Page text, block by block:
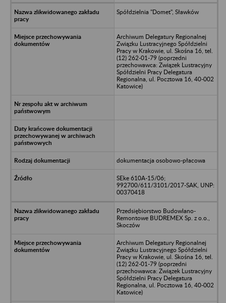
Spółdzielnia "Domet", Sławków
Archiwum Delegatury Regionalnej
Związku Lustracyjnego Spółdzielni
Pracy w Krakowie, ul. Skośna 16, tel.
(12) 262-01-79 (poprzedni
przechowawca: Związek Lustracyjny
Spółdzielni Pracy Delegatura
Regionalna, ul. Pocztowa 16, 40-002
Katowice)
dokumentacja osobowo-płacowa
SEke 610A-15/06;
992700/611/3101/2017-SAK, UNP:
00370418
Przedsiębiorstwo Budowlano-
Remontowe BUDREMEX Sp. z o.o.,
Skoczów
Archiwum Delegatury Regionalnej
Związku Lustracyjnego Spółdzielni
Pracy w Krakowie, ul. Skośna 16, tel.
(12) 262-01-79 (poprzedni
przechowawca: Związek Lustracyjny
Spółdzielni Pracy Delegatura
Regionalna, ul. Pocztowa 16, 40-002
Katowice)